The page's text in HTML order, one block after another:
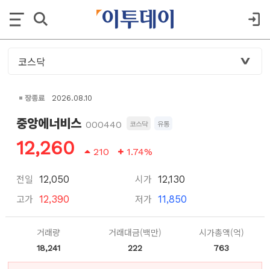
장종료 2026.08.10
중앙에너비스 000440 코스닥 유통
12,260 210 1.74%
전일 12,050
고가 12,390
시가 12,130
저가 11,850
거래량
18,241
거래대금(백만)
222
시가총액(억)
763